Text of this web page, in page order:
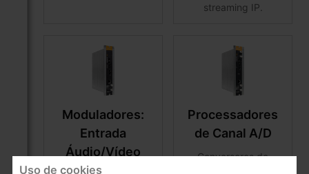
streaming IP.
Moduladores:
Entrada
Áudio/Vídeo
Processadores
de Canal A/D
Conversores de
Uso de cookies